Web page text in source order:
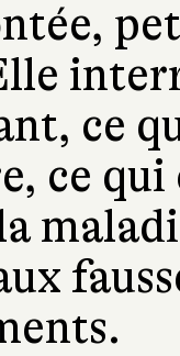
ce
ce